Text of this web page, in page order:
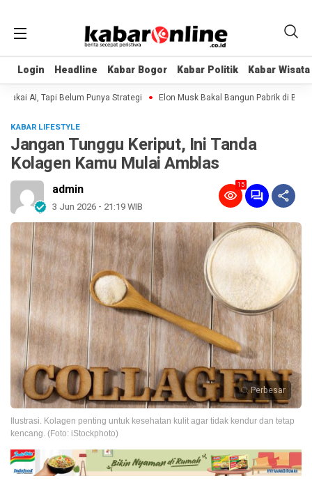
Login Headline Kabar Bogor Kabar Politik Kabar Wisata
Login Headline Kabar Bogor Kabar Politik Kabar Wisata
AI, Tapi Belum Punya Strategi Elon Musk Bakal Bangun Pabrik di Bulan,
KABAR LIFESTYLE
Jangan Tunggu Keriput, Ini Tanda
Kolagen Kamu Mulai Amblas
admin
3 Jun 2026 - 21:19 WIB
15
Perbesar
Ilustrasi. Kolagen penting untuk kesehatan kulit agar tidak kendur dan tetap
kencang. (Foto: iStockphoto)